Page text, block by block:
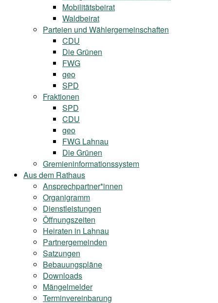
Mobilitätsbeirat
Waldbeirat
Parteien und Wählergemeinschaften
CDU
Die Grünen
FWG
geo
SPD
Fraktionen
SPD
CDU
geo
FWG Lahnau
Die Grünen
Gremieninformationssystem
Aus dem Rathaus
Ansprechpartner*innen
Organigramm
Dienstleistungen
Öffnungszeiten
Heiraten in Lahnau
Partnergemeinden
Satzungen
Bebauungspläne
Downloads
Mängelmelder
Terminvereinbarung